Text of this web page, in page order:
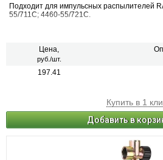
Подходит для импульсных распылителей
55/711С; 4460-55/721С.
Цена,
руб./шт.
197.41
Купить в 1
Добавить в